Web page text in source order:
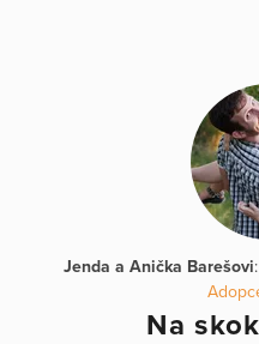
Jenda a Anička Barešovi
Na